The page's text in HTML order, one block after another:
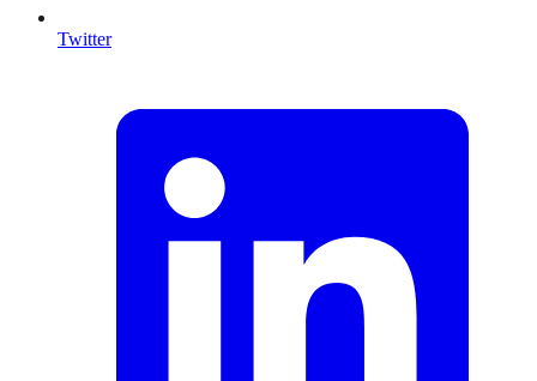
Twitter